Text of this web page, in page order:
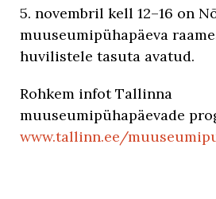
5. novembril kell 12–16 on
muuseumipühapäeva
huvilistele tasuta avatud.
Rohkem infot Tallinna
muuseumipühapäevade
www.tallinn.ee/